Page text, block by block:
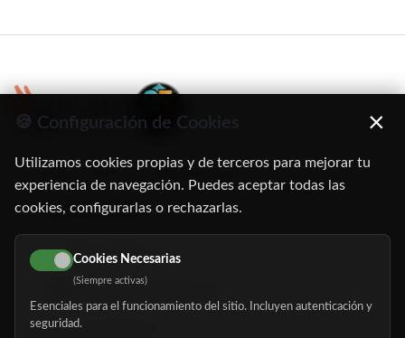
C/ Oruro, 11. 28016 Madrid
91 345 06 26
616 113 103
hola@mundomayor.com
Buscador de residencias
🍪 Configuración de Cookies ×
Utilizamos cookies propias y de terceros para mejorar tu
experiencia de navegación. Puedes aceptar todas las
cookies, configurarlas o rechazarlas.
Cookies Necesarias
(Siempre activas)
Esenciales para el funcionamiento del sitio. Incluyen autenticación y
seguridad.